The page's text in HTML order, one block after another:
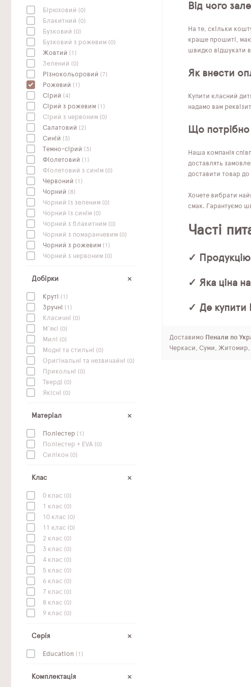
Бірюзовий (0)
Блакитний (0)
Бузковий (0)
Бузковий з рожевим (0)
Жовтий (1)
Зелений (0)
Різнокольоровий (7)
Рожевий (1)
Сірий (4)
Сірий з рожевим (1)
Сірий з червоним (0)
Салатовий (2)
Синій (3)
Темно-сірий (3)
Фіолетовий (1)
Фіолетовий з синім (0)
Червоний (1)
Чорний (8)
Чорний із зеленим (0)
Чорний із синім (0)
Чорний з блакитним (0)
Чорний з помаранчевим (0)
Чорний з рожевим (1)
Чорний з червоним (0)
Добірки
Круті (1)
Зручні (1)
Класичні (0)
М'які (0)
Милі (0)
Модні та стильні (0)
Оригінальні та незвичайні (0)
Прикольні (0)
Тверді (0)
Якісні (0)
Матеріал
Поліестер (1)
Поліестер + EVA (0)
Силікон (0)
Клас
0 клас (0)
1 клас (0)
10 клас (0)
11 клас (0)
2 клас (0)
3 клас (0)
4 клас (0)
5 клас (0)
6 клас (0)
7 клас (0)
8 клас (0)
9 клас (0)
Серія
Education (1)
Комплектація
Від чого
На те, скільки
краще прошиті,
швидко відшукати
Як внести
Купити класний
надамо вам
Що потрібно
Наша компанія
доставлять
доставити товар
Хочете вибрати
смак. Гарантуємо
Часті
✓ Продукцію
✓ Яка ціна
✓ Де купити
Доставимо Пенали по
Черкаси, Суми, Житомир,